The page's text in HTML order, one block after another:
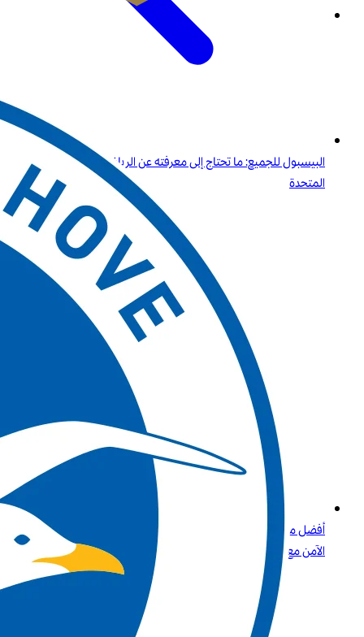
البيسبول للجميع: ما تحتاج إلى معرفته عن الرياضة الأولى في الولايات
المتحدة
أفضل مواقع الكازينو التي تقبل بطاقات الائتمان وPaysafecard دليلك
الآمن مع Betway